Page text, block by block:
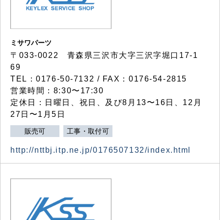
ミサワパーツ
〒033-0022 青森県三沢市大字三沢字堀口17-1
69
TEL：0176-50-7132 / FAX：0176-54-2815
営業時間：8:30〜17:30
定休日：日曜日、祝日、及び8月13〜16日、12月
27日〜1月5日
販売可 工事・取付可
http://nttbj.itp.ne.jp/0176507132/index.html